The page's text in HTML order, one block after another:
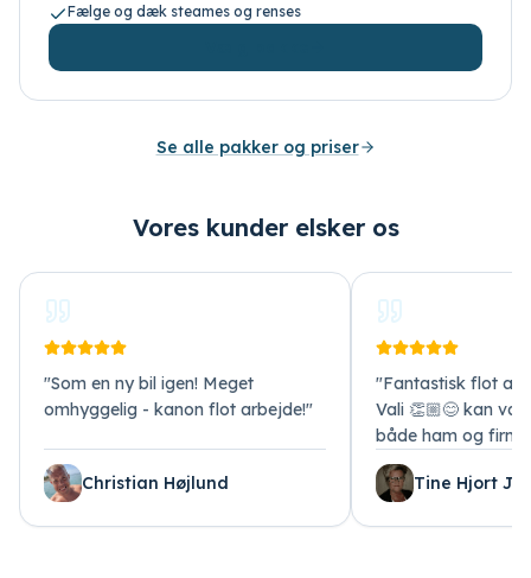
Fælge og dæk steames og renses
Se alle pakker og priser
Vores kunder elsker os
"Som en ny bil igen! Meget
omhyggelig - kanon flot arbejde!"
Christian Højlund
"Fantastisk flot
Vali 👏🏼😊 kan
både ham og
Tine Hjort